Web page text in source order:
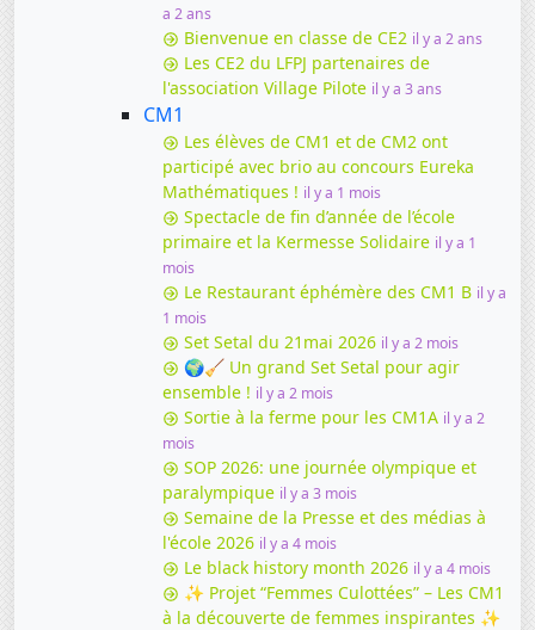
a 2 ans
Bienvenue en classe de CE2 il y a 2 ans
Les CE2 du LFPJ partenaires de
l'association Village Pilote il y a 3 ans
CM1
Les élèves de CM1 et de CM2 ont
participé avec brio au concours Eureka
Mathématiques ! il y a 1 mois
Spectacle de fin d’année de l’école
primaire et la Kermesse Solidaire il y a 1
mois
Le Restaurant éphémère des CM1 B il y a
1 mois
Set Setal du 21mai 2026 il y a 2 mois
🌍🧹 Un grand Set Setal pour agir
ensemble ! il y a 2 mois
Sortie à la ferme pour les CM1A il y a 2
mois
SOP 2026: une journée olympique et
paralympique il y a 3 mois
Semaine de la Presse et des médias à
l'école 2026 il y a 4 mois
Le black history month 2026 il y a 4 mois
✨ Projet “Femmes Culottées” – Les CM1
à la découverte de femmes inspirantes ✨